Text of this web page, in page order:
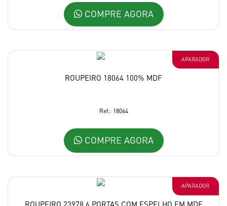
COMPRE AGORA
APARADOR
ROUPEIRO 18064 100% MDF
Ref.: 18064
COMPRE AGORA
APARADOR